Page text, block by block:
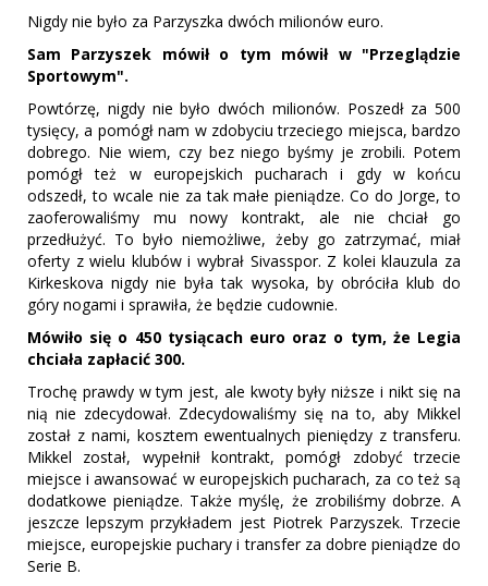
Nigdy nie było za Parzyszka dwóch milionów euro.
Sam Parzyszek mówił o tym mówił w "Przeglądzie
Sportowym".
Powtórzę, nigdy nie było dwóch milionów. Poszedł za 500
tysięcy, a pomógł nam w zdobyciu trzeciego miejsca, bardzo
dobrego. Nie wiem, czy bez niego byśmy je zrobili. Potem
pomógł też w europejskich pucharach i gdy w końcu
odszedł, to wcale nie za tak małe pieniądze. Co do Jorge, to
zaoferowaliśmy mu nowy kontrakt, ale nie chciał go
przedłużyć. To było niemożliwe, żeby go zatrzymać, miał
oferty z wielu klubów i wybrał Sivasspor. Z kolei klauzula za
Kirkeskova nigdy nie była tak wysoka, by obróciła klub do
góry nogami i sprawiła, że będzie cudownie.
Mówiło się o 450 tysiącach euro oraz o tym, że Legia
chciała zapłacić 300.
Trochę prawdy w tym jest, ale kwoty były niższe i nikt się na
nią nie zdecydował. Zdecydowaliśmy się na to, aby Mikkel
został z nami, kosztem ewentualnych pieniędzy z transferu.
Mikkel został, wypełnił kontrakt, pomógł zdobyć trzecie
miejsce i awansować w europejskich pucharach, za co też są
dodatkowe pieniądze. Także myślę, że zrobiliśmy dobrze. A
jeszcze lepszym przykładem jest Piotrek Parzyszek. Trzecie
miejsce, europejskie puchary i transfer za dobre pieniądze do
Serie B.